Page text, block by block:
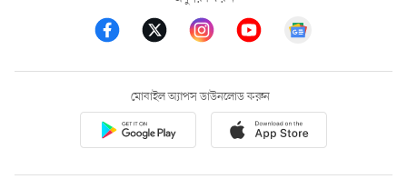
মোবাইল অ্যাপস ডাউনলোড করুন